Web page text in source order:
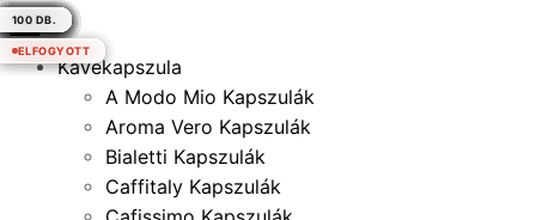
×
Kávékapszula
A Modo Mio Kapszulák
Aroma Vero Kapszulák
Bialetti Kapszulák
Caffitaly Kapszulák
100 DB.
100 DB.
ELFOGYOTT
100 DB
100 DB.
100 DB.
100 DB.
100 DB.
50 DB.
ELFOGYOTT
50 DB.
50 DB.
50 DB.
50 DB.
50 DB.
50 DB.
50 DB.
50 DB.
25 DB.
25 DB.
100 DB.
100 DB.
100 DB.
ELFOGYOTT
100 DB.
100 DB.
100 DB.
100 DB.
100 DB.
100 DB.
100 DB.
100 DB.
100 DB.
100 DB.
100 DB.
100 DB.
100 DB.
ELFOGYOTT
100 DB.
ELFOGYOTT
100 DB.
ELFOGYOTT